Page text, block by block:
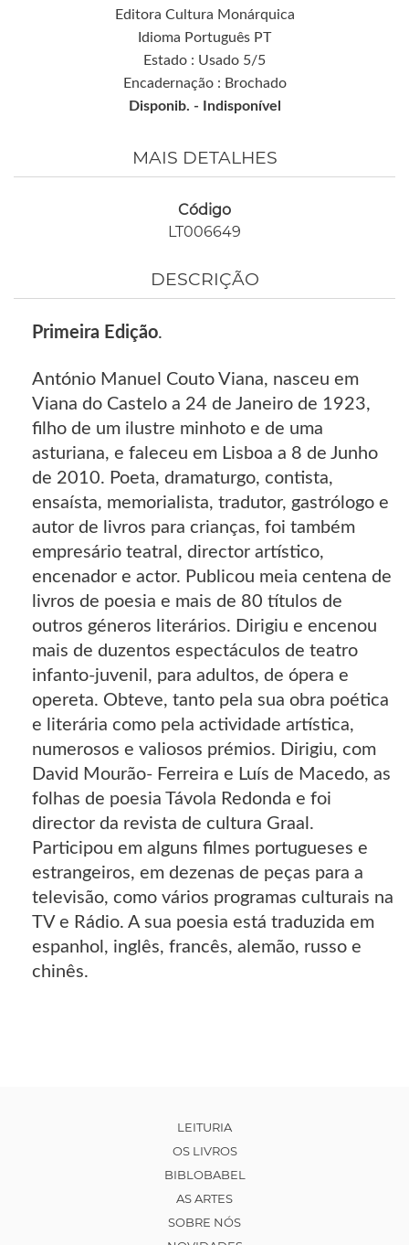
Editora Cultura Monárquica
Idioma Português PT
Estado : Usado 5/5
Encadernação : Brochado
Disponib. -
Indisponível
MAIS DETALHES
Código
LT006649
DESCRIÇÃO
Primeira Edição.
António Manuel Couto Viana, nasceu em
Viana do Castelo a 24 de Janeiro de 1923,
filho de um ilustre minhoto e de uma
asturiana, e faleceu em Lisboa a 8 de Junho
de 2010. Poeta, dramaturgo, contista,
ensaísta, memorialista, tradutor, gastrólogo e
autor de livros para crianças, foi também
empresário teatral, director artístico,
encenador e actor. Publicou meia centena de
livros de poesia e mais de 80 títulos de
outros géneros literários. Dirigiu e encenou
mais de duzentos espectáculos de teatro
infanto-juvenil, para adultos, de ópera e
opereta. Obteve, tanto pela sua obra poética
e literária como pela actividade artística,
numerosos e valiosos prémios. Dirigiu, com
David Mourão- Ferreira e Luís de Macedo, as
folhas de poesia Távola Redonda e foi
director da revista de cultura Graal.
Participou em alguns filmes portugueses e
estrangeiros, em dezenas de peças para a
televisão, como vários programas culturais na
TV e Rádio. A sua poesia está traduzida em
espanhol, inglês, francês, alemão, russo e
chinês.
LEITURIA
OS LIVROS
BIBLOBABEL
AS ARTES
SOBRE NÓS